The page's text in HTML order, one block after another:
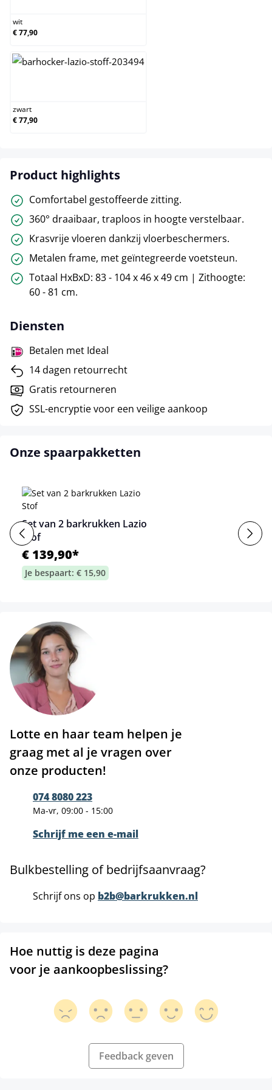
wit
€ 77,90
zwart
€ 77,90
Product highlights
Comfortabel gestoffeerde zitting.
360° draaibaar, traploos in hoogte verstelbaar.
Krasvrije vloeren dankzij vloerbeschermers.
Metalen frame, met geïntegreerde voetsteun.
Totaal HxBxD: 83 - 104 x 46 x 49 cm | Zithoogte:
60 - 81 cm.
Diensten
Betalen met Ideal
14 dagen retourrecht
Gratis retourneren
SSL-encryptie voor een veilige aankoop
Onze spaarpakketten
Set van 2 barkrukken Lazio
Stof
€ 139,90*
Je bespaart: € 15,90
Lotte en haar team helpen je
graag met al je vragen over
onze producten!
074 8080 223
Ma-vr, 09:00 - 15:00
Schrijf me een e-mail
Bulkbestelling of bedrijfsaanvraag?
Schrijf ons op b2b@barkrukken.nl
Hoe nuttig is deze pagina
voor je aankoopbeslissing?
Feedback geven